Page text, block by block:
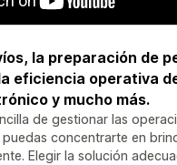
la preparación de
eficiencia operativa
y mucho más.
de gestionar las
concentrarte en
Elegir la solución